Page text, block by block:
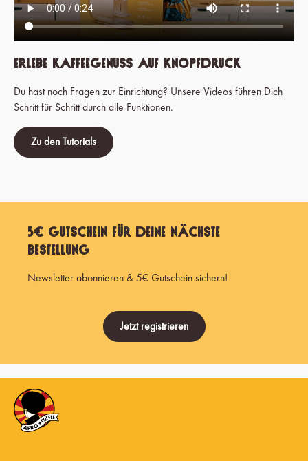
Erlebe Kaffeegenuss auf Knopfdruck
Du hast noch Fragen zur Einrichtung? Unsere Videos führen Dich
Schritt für Schritt durch alle Funktionen.
Zu den Tutorials
5€ Gutschein für Deine nächste
Bestellung
Newsletter abonnieren & 5€ Gutschein sichern!
Jetzt registrieren